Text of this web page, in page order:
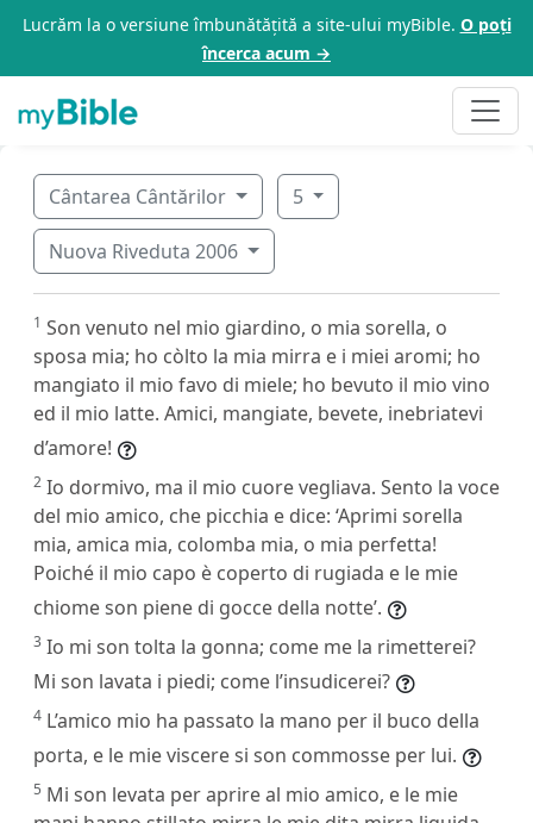
Lucrăm la o versiune îmbunătățită a site-ului myBible. O poți
încerca acum →
Cântarea Cântărilor 5
Nuova Riveduta 2006
1 Son venuto nel mio giardino, o mia sorella, o
sposa mia; ho còlto la mia mirra e i miei aromi; ho
mangiato il mio favo di miele; ho bevuto il mio vino
ed il mio latte. Amici, mangiate, bevete, inebriatevi
d’amore!
2 Io dormivo, ma il mio cuore vegliava. Sento la voce
del mio amico, che picchia e dice: ‘Aprimi sorella
mia, amica mia, colomba mia, o mia perfetta!
Poiché il mio capo è coperto di rugiada e le mie
chiome son piene di gocce della notte’.
3 Io mi son tolta la gonna; come me la rimetterei?
Mi son lavata i piedi; come l’insudicerei?
4 L’amico mio ha passato la mano per il buco della
porta, e le mie viscere si son commosse per lui.
5 Mi son levata per aprire al mio amico, e le mie